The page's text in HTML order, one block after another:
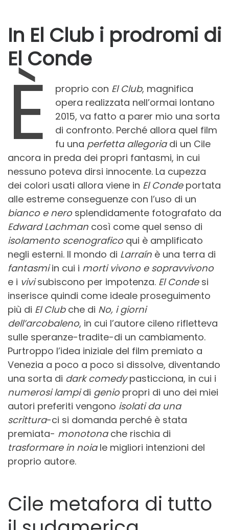
In El Club i prodromi di
El Conde
È proprio con El Club, magnifica
opera realizzata nell’ormai lontano
2015, va fatto a parer mio una sorta
di confronto. Perché allora quel film
fu una perfetta allegoriadi un Cile
ancora in preda dei propri fantasmi, in cui
nessuno poteva dirsi innocente. La cupezza
dei colori usati allora viene in El Condeportata
alle estreme conseguenze con l’uso di un
bianco e nero splendidamente fotografato da
Edward Lachman così come quel senso di
isolamento scenograficoqui è amplificato
negli esterni. Il mondo di Larraín è una terra di
fantasmiin cui i morti vivono e sopravvivono
e i vivisubiscono per impotenza. El Condesi
inserisce quindi come ideale proseguimento
più di El Club che di No, i giorni
dell’arcobaleno, in cui l’autore cileno rifletteva
sulle speranze-tradite-di un cambiamento.
Purtroppo l’idea iniziale del film premiato a
Venezia a poco a poco si dissolve, diventando
una sorta di dark comedypasticciona, in cui i
numerosi lampidi geniopropri di uno dei miei
autori preferiti vengono isolati da una
scrittura-ci si domanda perché è stata
premiata- monotonache rischia di
trasformare in noiale migliori intenzioni del
proprio autore.
Cile metafora di tutto